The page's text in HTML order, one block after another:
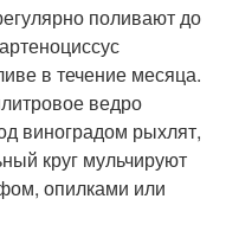
поливают до
в течение месяца.
ведро
виноградом рыхлят,
круг мульчируют
опилками или